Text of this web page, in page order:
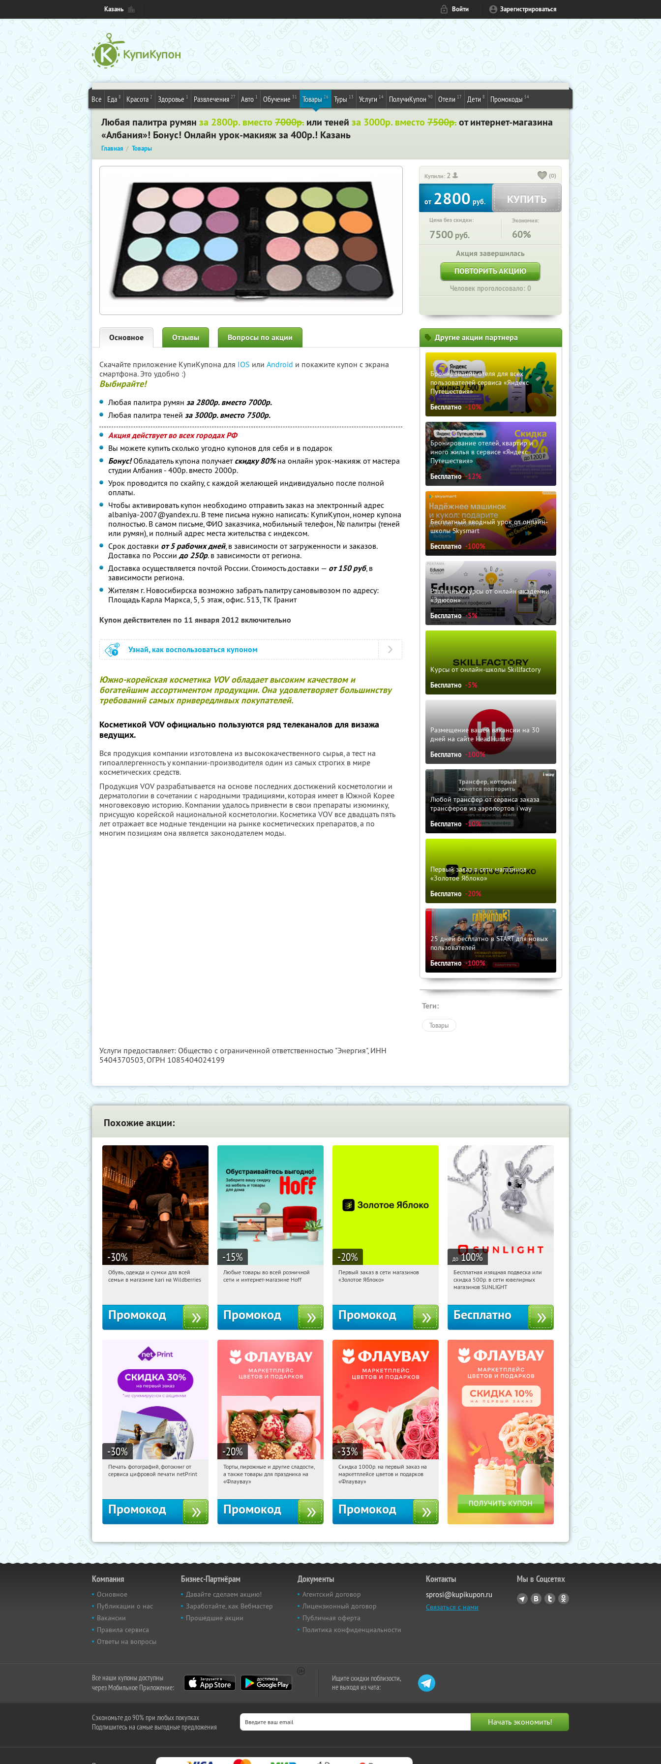
Казань Войти Зарегистрироваться
Все Еда 8 Красота 2 Здоровье 1 Развлечения 27 Авто 1 Обучение 31 Товары 26 Туры 13 Услуги 14 ПолучиКупон 90 Отели 17 Дети 8 Промокоды 54
Любая палитра румян за 2800р. вместо 7000р. или теней за 3000р. вместо 7500р.от интернет-магазина
«Албания»! Бонус! Онлайн урок-макияж за 400р.! Казань
Главная Товары
Купили: 2 (0)
от 2800 руб. КУПИТЬ
Цена без скидки:
7500 руб.
Экономия:
60%
Акция завершилась
ПОВТОРИТЬ АКЦИЮ
Человек проголосовало: 0
Основное Отзывы Вопросы по акции
Скачайте приложение КупиКупона для IOS или Android и покажите купон с экрана
смартфона. Это удобно :)
Выбирайте!
Любая палитра румян за 2800р. вместо 7000р.
Любая палитра теней за 3000р. вместо 7500р.
Акция действует во всех городах РФ
Вы можете купить сколько угодно купонов для себя и в подарок
Бонус!Обладатель купона получаетскидку 80%на онлайн урок-макияж от мастера
студии Албания - 400р. вместо 2000р.
Урок проводится по скайпу, с каждой желающей индивидуально после полной
оплаты.
Чтобы активировать купон необходимо отправить заказ на электронный адрес
albaniya-2007@yandex.ru. В теме письма нужно написать: КупиКупон, номер купона
полностью. В самом письме, ФИО заказчика, мобильный телефон, № палитры (теней
или румян), и полный адрес места жительства с индексом.
Срок доставки от 5 рабочих дней, в зависимости от загруженности и заказов.
Доставка по России до 250р. в зависимости от региона.
Доставка осуществляется почтой России. Стоимость доставки — от 150 руб, в
зависимости региона.
Жителям г. Новосибирска возможно забрать палитру самовывозом по адресу:
Площадь Карла Маркса, 5, 5 этаж, офис. 513, ТК Гранит
Купон действителен по 11 января 2012 включительно
Узнай, как воспользоваться купоном
Южно-корейская косметика VOVобладает высоким качеством и
богатейшим ассортиментом продукции. Она удовлетворяет большинству
требований самых привередливых покупателей.
Косметикой VOV официально пользуются ряд телеканалов для визажа
ведущих.
Вся продукция компании изготовлена из высококачественного сырья, а тест на
гипоаллергенность у компании-производителя один из самых строгих в мире
косметических средств.
Продукция VOV разрабатывается на основе последних достижений косметологии и
дерматологии в сочетании с народными традициями, которая имеет в Южной Корее
многовековую историю. Компании удалось привнести в свои препараты изюминку,
присущую корейской национальной косметологии. Косметика VOV все двадцать пять
лет отражает все модные тенденции на рынке косметических препаратов, а по
многим позициям она является законодателем моды.
Услуги предоставляет: Общество с ограниченной ответственностью "Энергия", ИНН
5404370503, ОГРН 1085404024199
Другие акции партнера
Бронирование отеля для всех
пользователей сервиса «Яндекс
Путешествия»
Бесплатно -10%
Бронирование отелей, квартир и
иного жилья в сервисе «Яндекс
Путешествия»
Бесплатно -12%
Бесплатный вводный урок от онлайн-
школы Skysmart
Бесплатно -100%
Различные курсы от онлайн-академии
«Эдюсон»
Бесплатно -5%
Курсы от онлайн-школы Skillfactory
Бесплатно -5%
Размещение вашей вакансии на 30
дней на сайте HeadHunter
Бесплатно -100%
Любой трансфер от сервиса заказа
трансферов из аэропортов i'way
Бесплатно -10%
Первый заказ в сети магазинов
«Золотое Яблоко»
Бесплатно -20%
25 дней бесплатно в START для новых
пользователей
Бесплатно -100%
Теги:
Товары
Похожие акции:
-30%
11:19:23 Получили:
Обувь, одежда и сумки для всей
семьи в магазине kari на Wildberries
Промокод
-15%
11:19:23 Получили:
Любые товары во всей розничной
сети и интернет-магазине Hoff
Промокод
-20%
11:19:23
Получи первым!
Первый заказ в сети магазинов
«Золотое Яблоко»
Промокод
до 100%
11:19:23 Получили:
Россия
Бесплатная изящная подвеска или
скидка 500р. в сети ювелирных
магазинов SUNLIGHT
Бесплатно
-30%
11:19:23 Получили:
Печать фотографий, фотокниг от
сервиса цифровой печати netPrint
Промокод
-20%
11:19:23 Получили:
Россия
Торты, пирожные и другие сладости,
а также товары для праздника на
«Флаувау»
Промокод
-33%
11:19:23 Получили:
Россия
Скидка 1000р. на первый заказ на
маркетплейсе цветов и подарков
«Флаувау»
Промокод
Компания
Основное
Публикации о нас
Вакансии
Правила сервиса
Ответы на вопросы
Бизнес-Партнёрам
Давайте сделаем акцию!
Заработайте, как Вебмастер
Прошедшие акции
Документы
Агентский договор
Лицензионный договор
Публичная оферта
Политика конфиденциальности
Контакты
sprosi@kupikupon.ru
Связаться с нами
Мы в Соцсетях
Все наши купоны доступны
через Мобильное Приложение:
Ищите скидки поблизости,
не выходя из чата:
Сэкономьте до 90% при любых покупках
Подпишитесь на самые выгодные предложения